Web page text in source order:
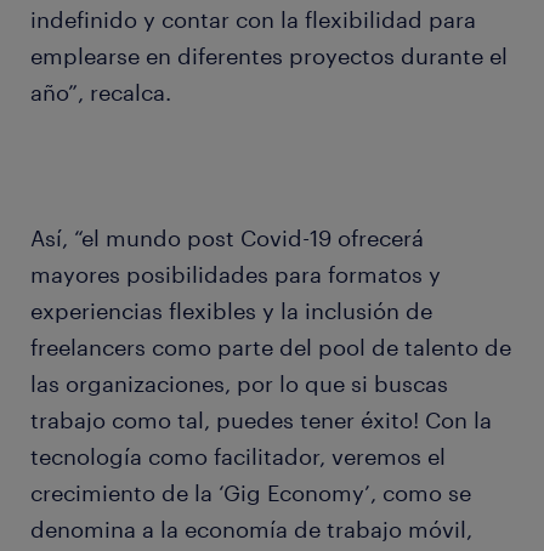
indefinido y contar con la flexibilidad para
emplearse en diferentes proyectos durante el
año”, recalca.
Así, “el mundo post Covid-19 ofrecerá
mayores posibilidades para formatos y
experiencias flexibles y la inclusión de
freelancers como parte del pool de talento de
las organizaciones, por lo que si buscas
trabajo como tal, puedes tener éxito! Con la
tecnología como facilitador, veremos el
crecimiento de la ‘Gig Economy’, como se
denomina a la economía de trabajo móvil,